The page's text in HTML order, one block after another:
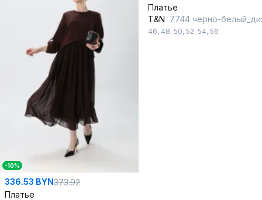
-10%
336.53 BYN373.92
Платье
Платье
T&N 7744 черно-
46, 48, 50, 52, 54, 56